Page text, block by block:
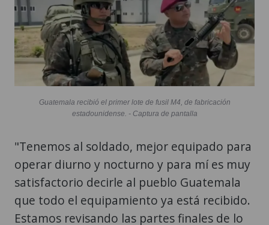
Guatemala recibió el primer lote de fusil M4, de fabricación
estadounidense. - Captura de pantalla
"Tenemos al soldado, mejor equipado para
operar diurno y nocturno y para mí es muy
satisfactorio decirle al pueblo Guatemala
que todo el equipamiento ya está recibido.
Estamos revisando las partes finales de lo